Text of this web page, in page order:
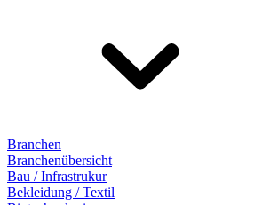
Branchen
Branchenübersicht
Bau / Infrastrukur
Bekleidung / Textil